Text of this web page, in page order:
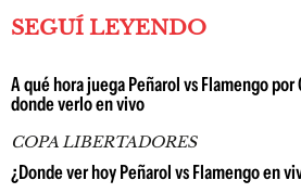
SEGUÍ LEYENDO
A qué hora juega Peñarol vs Flamengo
donde verlo en vivo
COPA LIBERTADORES
¿Donde ver hoy Peñarol vs Flamengo en